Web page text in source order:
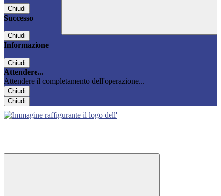
Chiudi
Successo
Chiudi
Informazione
Chiudi
Attendere...
Attendere il completamento dell'operazione...
Chiudi
Chiudi